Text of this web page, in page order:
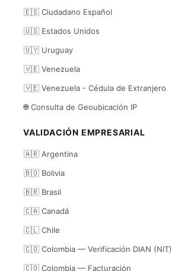
🇪🇸 Ciudadano Español
🇺🇸 Estados Unidos
🇺🇾 Uruguay
🇻🇪 Venezuela
🇻🇪 Venezuela - Cédula de Extranjero
🌐 Consulta de Geoubicación IP
VALIDACIÓN EMPRESARIAL
🇦🇷 Argentina
🇧🇴 Bolivia
🇧🇷 Brasil
🇨🇦 Canadá
🇨🇱 Chile
🇨🇴 Colombia — Verificación DIAN (NIT)
🇨🇴 Colombia — Facturación